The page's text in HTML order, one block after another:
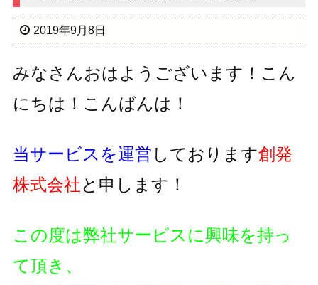
2019年9月8日
みなさんおはようございます！こん
にちは！こんばんは！
当サービスを運営 しております創発
株式会社と申します！
この度は弊社サービスに興味を持っ
て頂き、